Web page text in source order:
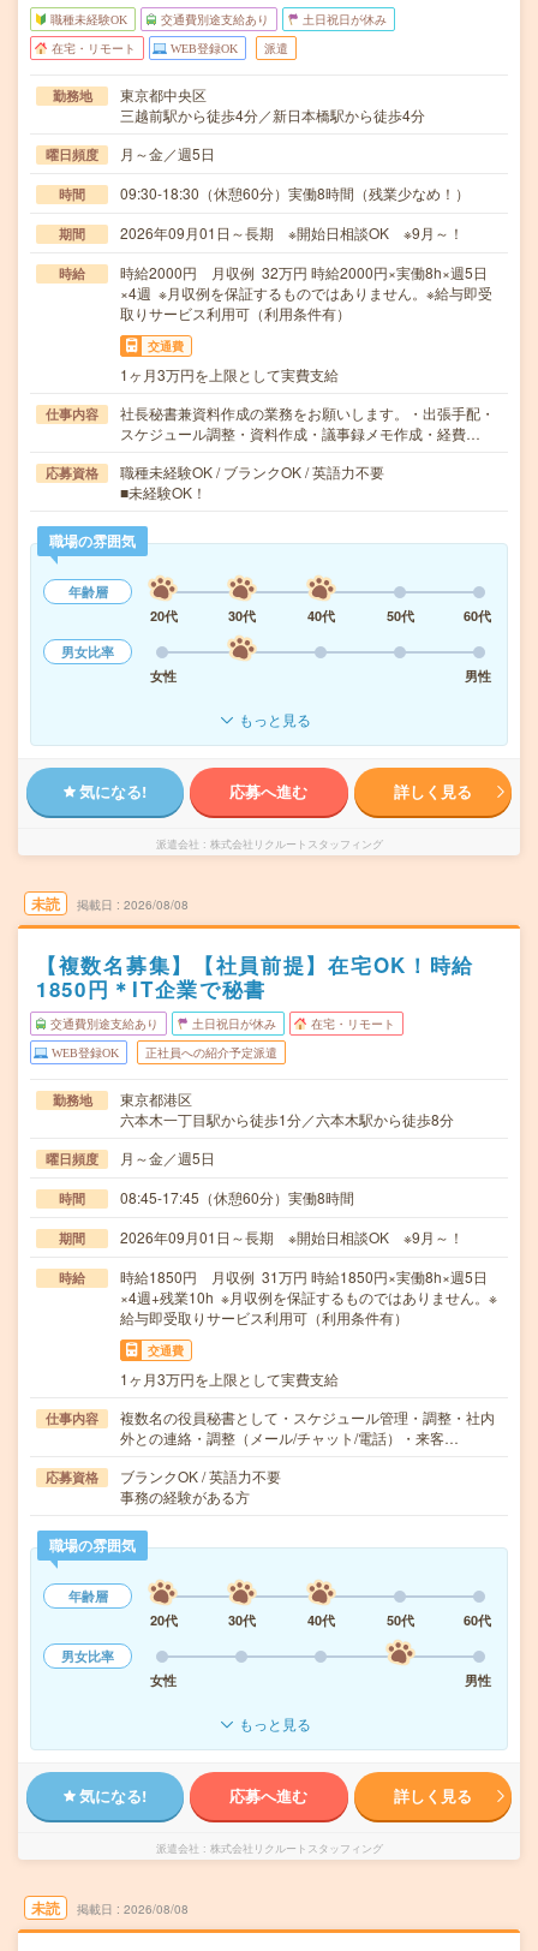
職種未経験OK 交通費別途支給あり 土日祝日が休み
在宅・リモート WEB登録OK 派遣
勤務地
東京都中央区
三越前駅から徒歩4分／新日本橋駅から徒歩4分
曜日頻度 月～金／週5日
時間 09:30-18:30（休憩60分）実働8時間（残業少なめ！）
期間 2026年09月01日～長期 ※開始日相談OK ※9月～！
時給
時給2000円 月収例 32万円 時給2000円×実働8h×週5日
×4週 ※月収例を保証するものではありません。※給与即受
取りサービス利用可（利用条件有）
交通費
1ヶ月3万円を上限として実費支給
仕事内容
社長秘書兼資料作成の業務をお願いします。・出張手配・
スケジュール調整・資料作成・議事録メモ作成・経費…
応募資格
職種未経験OK / ブランクOK / 英語力不要
■未経験OK！
職場の雰囲気
年齢層
20代
30代 40代 50代
60代
男女比率
女性
男性
もっと見る
気になる! 応募へ進む 詳しく見る
派遣会社 株式会社リクルートスタッフィング
未読 掲載日 2026/08/08
【複数名募集】【社員前提】在宅OK！時給
1850円＊IT企業で秘書
交通費別途支給あり 土日祝日が休み 在宅・リモート
WEB登録OK 正社員への紹介予定派遣
勤務地
東京都港区
六本木一丁目駅から徒歩1分／六本木駅から徒歩8分
曜日頻度 月～金／週5日
時間 08:45-17:45（休憩60分）実働8時間
期間 2026年09月01日～長期 ※開始日相談OK ※9月～！
時給
時給1850円 月収例 31万円 時給1850円×実働8h×週5日
×4週+残業10h ※月収例を保証するものではありません。※
給与即受取りサービス利用可（利用条件有）
交通費
1ヶ月3万円を上限として実費支給
仕事内容
複数名の役員秘書として・スケジュール管理・調整・社内
外との連絡・調整（メール/チャット/電話）・来客…
応募資格
ブランクOK / 英語力不要
事務の経験がある方
職場の雰囲気
年齢層
20代
30代 40代 50代
60代
男女比率
女性
男性
もっと見る
気になる! 応募へ進む 詳しく見る
派遣会社 株式会社リクルートスタッフィング
未読 掲載日 2026/08/08